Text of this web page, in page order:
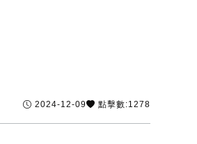
2024-12-09 點擊數:1278